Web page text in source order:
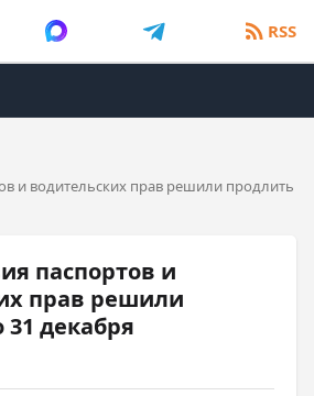
RSS
и водительских прав решили продлить
паспортов и
прав решили
декабря